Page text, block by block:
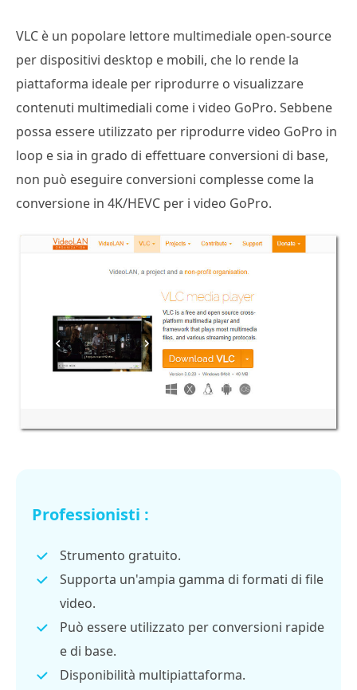
VLC è un popolare lettore multimediale open-source
per dispositivi desktop e mobili, che lo rende la
piattaforma ideale per riprodurre o visualizzare
contenuti multimediali come i video GoPro. Sebbene
possa essere utilizzato per riprodurre video GoPro in
loop e sia in grado di effettuare conversioni di base,
non può eseguire conversioni complesse come la
conversione in 4K/HEVC per i video GoPro.
Professionisti :
Strumento gratuito.
Supporta un'ampia gamma di formati di file
video.
Può essere utilizzato per conversioni rapide
e di base.
Disponibilità multipiattaforma.